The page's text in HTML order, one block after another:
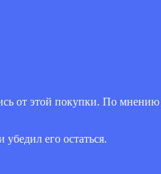
от этой покупки. По мнению
его остаться.